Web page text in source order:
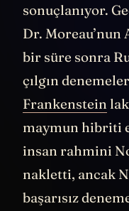
sonuçlanıyor.
Dr. Moreau’nun
bir süre sonra
çılgın
Frankenstein
maymun hibriti
insan rahmini
nakletti, ancak
başarısız